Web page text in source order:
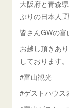
大阪府と青森
ぶりの日本人
皆さんGWの富
お越し頂きあ
しております。
#富山観光
#ゲストハウス